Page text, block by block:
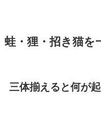
蛙・狸・招き猫を
三体揃えると何が